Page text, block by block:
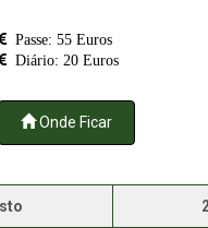
Passe: 55 Euros
Diário: 20 Euros
Onde Ficar